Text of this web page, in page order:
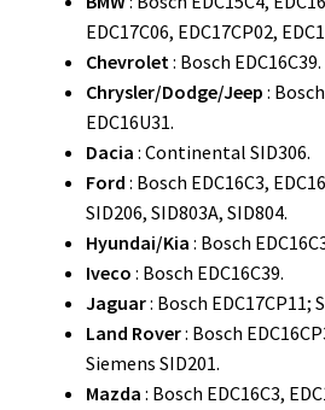
EDC17C06, EDC17CP02,
Chevrolet: Bosch EDC16C39.
Chrysler/Dodge/Jeep :
EDC16U31.
Dacia : Continental SID306.
Ford : Bosch EDC16C3,
SID206, SID803A, SID804.
Hyundai/Kia : Bosch
Iveco : Bosch EDC16C39.
Jaguar: Bosch EDC17CP11;
Land Rover: Bosch
Siemens SID201.
Mazda : Bosch EDC16C3,